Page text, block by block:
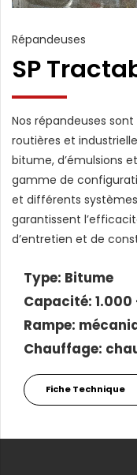
Répandeuses
SP
Nos répandeuses
routières et
bitume, d’émulsions
gamme de
et différents
garantissent
d’entretien et de
Type: Bitume
Capacité: 1.000
Rampe:
Chauffage:
Fiche Technique